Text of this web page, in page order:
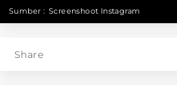
Sumber : Screenshoot Instagram
Share